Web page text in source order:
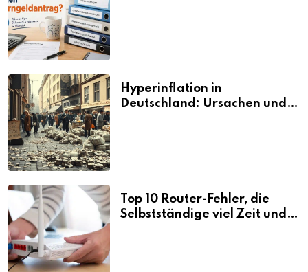
Hyperinflation in
Deutschland: Ursachen und
Top 10 Router-Fehler, die
Selbstständige viel Zeit und